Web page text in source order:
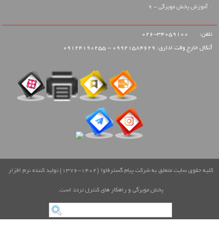
آموزش پخش مویرگی - 9
تلفن:
آنکال خارج وقت اداری: 09921584629 - 09124190255
کلیه حقوق سایت متعلق به شرکت پیام گسترفاوا (1402-1376) تولید کننده نرم افزار
پخش مویرگی و راهکار های کنترل تردد است.